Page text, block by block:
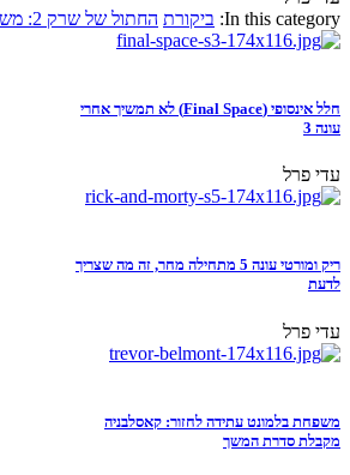
In this category: ביקורת החתול של שרק 2: משאלה אחת ודי
חלל אינסופי (Final Space) לא תמשיך אחרי
עונה 3
עדי פרל
ריק ומורטי עונה 5 מתחילה מחר, זה מה שצריך
לדעת
עדי פרל
משפחת בלמונט עתידה לחזור: קאסלבניה
מקבלת סדרת המשך